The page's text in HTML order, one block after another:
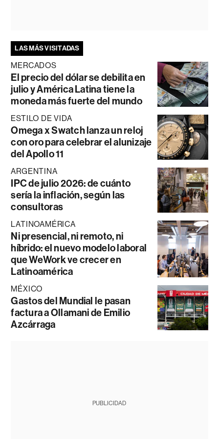
LAS MÁS VISITADAS
MERCADOS
El precio del dólar se debilita en
julio y América Latina tiene la
moneda más fuerte del mundo
ESTILO DE VIDA
Omega x Swatch lanza un reloj
con oro para celebrar el alunizaje
del Apollo 11
ARGENTINA
IPC de julio 2026: de cuánto
sería la inflación, según las
consultoras
LATINOAMÉRICA
Ni presencial, ni remoto, ni
híbrido: el nuevo modelo laboral
que WeWork ve crecer en
Latinoamérica
MÉXICO
Gastos del Mundial le pasan
factura a Ollamani de Emilio
Azcárraga
PUBLICIDAD